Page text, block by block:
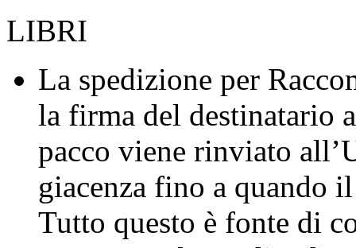
LIBRI
La spedizione per
la firma del destinatario
pacco viene rinviato
giacenza fino a quando
Tutto questo è fonte di